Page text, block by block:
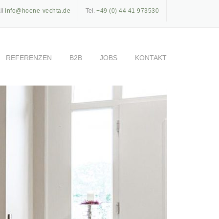
Tel. +49 (0) 44 41 973530
info@hoene-vechta.de
REFERENZEN B2B JOBS KONTAKT